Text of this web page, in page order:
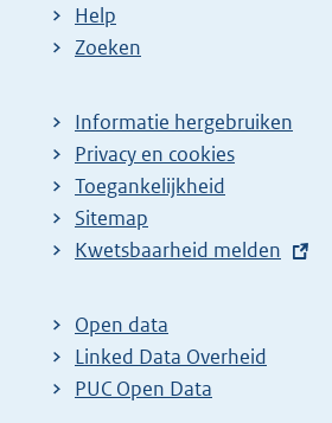
Help
Zoeken
Informatie hergebruiken
Privacy en cookies
Toegankelijkheid
Sitemap
E
t
e
r
Kwetsbaarheid melden
Open data
Linked Data Overheid
PUC Open Data